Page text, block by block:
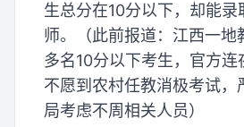
生总分在10分以下，却能
师。（此前报道：江西一地
多名10分以下考生，官方连
不愿到农村任教消极考试，
局考虑不周相关人员）